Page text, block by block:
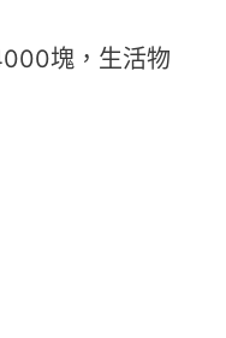
塊，生活物